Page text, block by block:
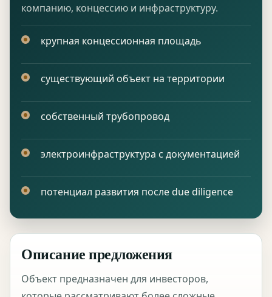
компанию, концессию и инфраструктуру.
крупная концессионная площадь
существующий объект на территории
собственный трубопровод
электроинфраструктура с документацией
потенциал развития после due diligence
Описание предложения
Объект предназначен для инвесторов,